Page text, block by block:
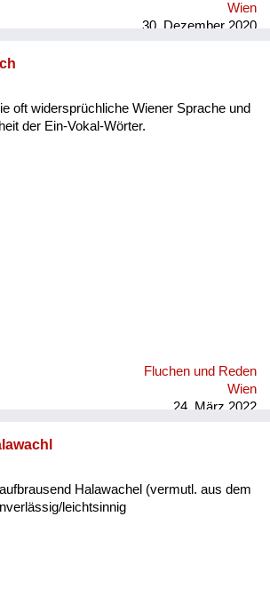
Wien
30. Dezember 2020
oft widersprüchliche Wiener Sprache und
der Ein-Vokal-Wörter.
Fluchen und Reden
Wien
24. März 2022
Halawachel (vermutl. aus dem
leichtsinnig